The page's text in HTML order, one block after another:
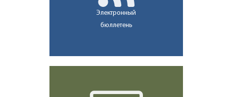
Электронный
бюллетень